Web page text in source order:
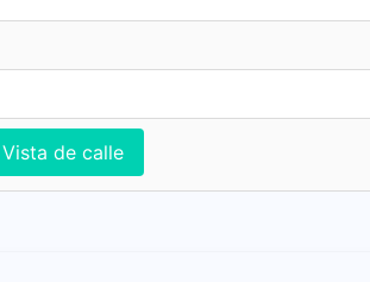
Vista de calle